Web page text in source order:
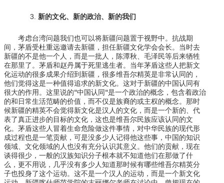
新的文化、新的政治、新的我们
考虑台湾问题我们也可以将新疆问题置于视野中。抗战期
间，茅盾受杜重远邀请去新疆，担任新疆文化学会会长。当时去
新疆的不是他一个人，而是一批人，陈潭秋、毛泽民等后来牺牲
在那里了。茅盾和赵丹属于死里逃生者。当年茅盾这些人把新文
化运动的很多成果介绍到新疆，很多维吾尔精英是非常认同的，
他们觉得这是一种值得追求的新文化。这对于新疆的中国认同有
很大的作用。这里说的"中国认同"是一个政治的概念，包含着政治
的和日常生活范畴的价值，而不仅是族裔的或主权的概念。那时
候新疆的精英不会觉得新文化是汉人的文化，而是一个新的、代
表了真正进步的目标的文化，这也是维吾尔民族应该认同的文
化。茅盾这些人冒着生命危险做这件事情，对中华民族的现代形
成过程也是一笔贡献，可是没多少人记得他这些事，中国的知识
领域、文化领域的人也没有充分认识其意义。他们的贡献，现在
谈得很少，一般的汉族知识分子根本就不知道他们在那做了什
么，更不用说，几乎没有多少人知道那时候有哪些维吾尔精英分
子也投身了这个运动。这不是一个汉人的运动，而是一个新文化